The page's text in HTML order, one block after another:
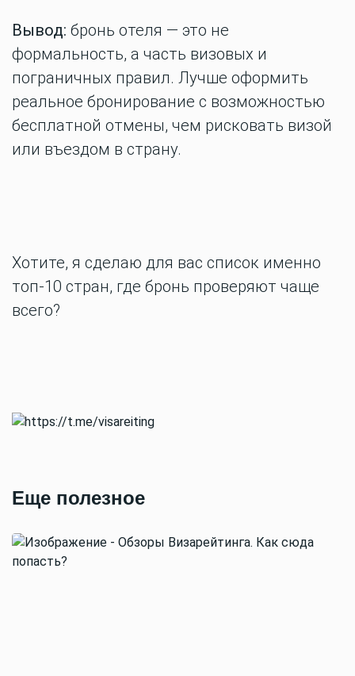
Вывод: бронь отеля — это не
формальность, а часть визовых и
пограничных правил. Лучше оформить
реальное бронирование с возможностью
бесплатной отмены, чем рисковать визой
или въездом в страну.
Хотите, я сделаю для вас список именно
топ-10 стран, где бронь проверяют чаще
всего?
Еще полезное